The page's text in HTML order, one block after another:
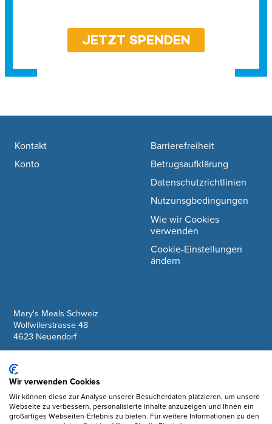
JETZT SPENDEN
Footer navigation
Mary's Meals Schweiz
Wolfwilerstrasse 48
4623 Neuendorf
IBAN: CH61 0900 0000 6175 7127 6
Kontakt
Konto
Barrierefreiheit
Betrugsaufklärung
Datenschutzrichtlinien
Nutzunsgbedingungen
Wie wir Cookies
verwenden
Cookie-Einstellungen
ändern
Facebook
Instagram
Wir verwenden Cookies
Wir können diese zur Analyse unserer Besucherdaten platzieren, um unsere
Webseite zu verbessern, personalisierte Inhalte anzuzeigen und Ihnen ein
großartiges Webseiten-Erlebnis zu bieten. Für weitere Informationen zu den